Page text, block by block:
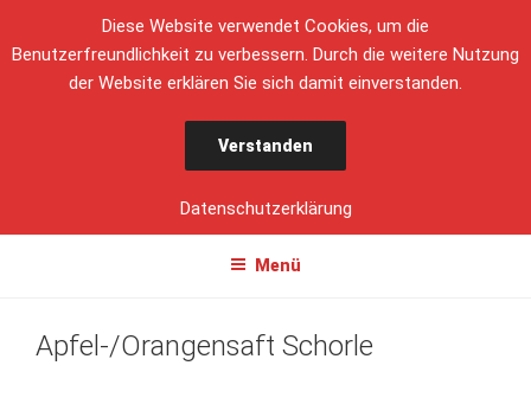
DICKE PAULA
DIT IS BERLIN
Menü
Apfel-/Orangensaft Schorle
Diese Website verwendet Cookies, um die
Benutzerfreundlichkeit zu verbessern. Durch die weitere Nutzung
der Website erklären Sie sich damit einverstanden.
Verstanden
Datenschutzerklärung